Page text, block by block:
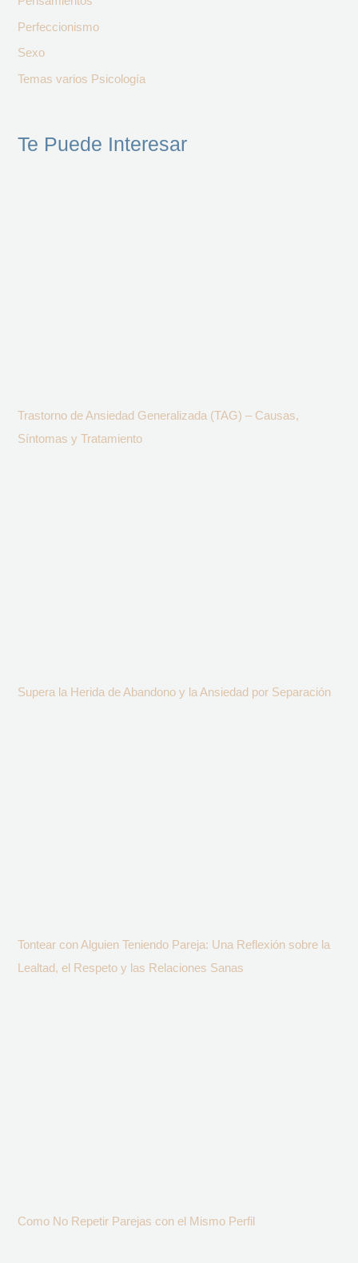
Perfeccionismo
Sexo
Temas varios Psicología
Te Puede Interesar
Trastorno de Ansiedad Generalizada (TAG) – Causas,
Síntomas y Tratamiento
Supera la Herida de Abandono y la Ansiedad por Separación
Tontear con Alguien Teniendo Pareja: Una Reflexión sobre la
Lealtad, el Respeto y las Relaciones Sanas
Como No Repetir Parejas con el Mismo Perfil